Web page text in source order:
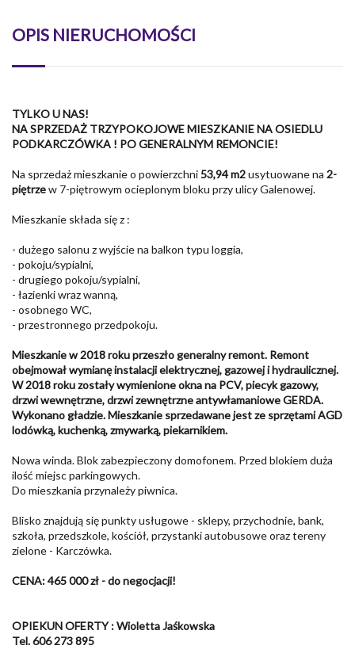
OPIS NIERUCHOMOŚCI
TYLKO U NAS!
NA SPRZEDAŻ TRZYPOKOJOWE MIESZKANIE NA OSIEDLU
PODKARCZÓWKA ! PO GENERALNYM REMONCIE!
Na sprzedaż mieszkanie o powierzchni53,94 m2usytuowane na 2-
piętrzew 7-piętrowym ocieplonym bloku przy ulicy Galenowej.
Mieszkanie składa się z :
- dużego salonu z wyjście na balkon typu loggia,
- pokoju/sypialni,
- drugiego pokoju/sypialni,
- łazienki wraz wanną,
- osobnego WC,
- przestronnego przedpokoju.
Mieszkanie w 2018 roku przeszło generalny remont. Remont
obejmował wymianę instalacji elektrycznej, gazowej i hydraulicznej.
W 2018 roku zostały wymienione okna na PCV, piecyk gazowy,
drzwi wewnętrzne, drzwi zewnętrzne antywłamaniowe GERDA.
Wykonano gładzie. Mieszkanie sprzedawane jest ze sprzętami AGD
lodówką, kuchenką, zmywarką, piekarnikiem.
Nowa winda. Blok zabezpieczony domofonem. Przed blokiem duża
ilość miejsc parkingowych.
Do mieszkania przynależy piwnica.
Blisko znajdują się punkty usługowe - sklepy, przychodnie, bank,
szkoła, przedszkole, kościół, przystanki autobusowe oraz tereny
zielone - Karczówka.
CENA: 465 000 zł - do negocjacji!
OPIEKUN OFERTY : Wioletta Jaśkowska
Tel. 606 273 895